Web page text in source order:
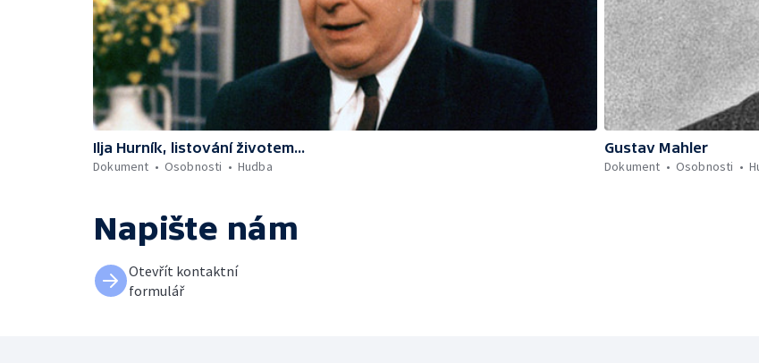
Ilja Hurník, listování životem...
Dokument
Osobnosti Hudba
Gustav Mahler
Dokument
Osobnosti
Napište nám
Otevřít kontaktní
formulář